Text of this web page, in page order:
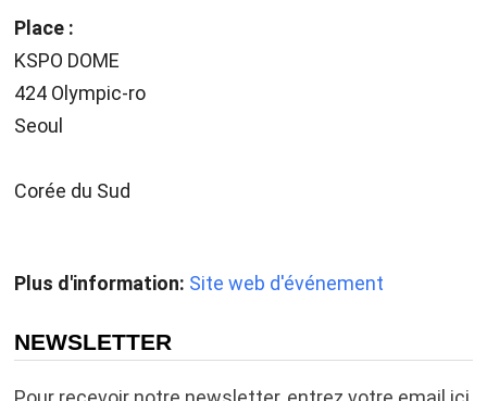
Place :
KSPO DOME
424 Olympic-ro
Seoul
Corée du Sud
Plus d'information: Site web d'événement
NEWSLETTER